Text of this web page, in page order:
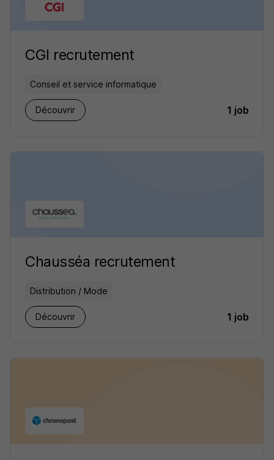
CGI recrutement
Conseil et service informatique
Découvrir 1 job
Chausséa recrutement
Distribution / Mode
Découvrir 1 job